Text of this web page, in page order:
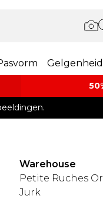
Gelgenheid
Warehouse
Petite Ruches
Jurk